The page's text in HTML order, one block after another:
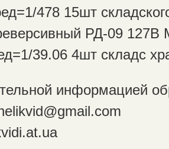
478 15шт
РД-09 127В
39.06 4шт складс
информацией